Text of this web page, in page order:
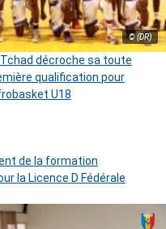
© (DR)
Tchad décroche sa toute
qualification pour
U18
de la formation
la Licence D Fédérale